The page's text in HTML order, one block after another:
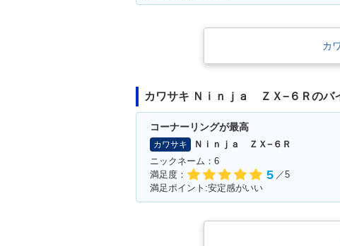
S
2014年 Ninja ZX-6R AB
2014年 Ninja ZX-
カ
カワサキ Ｎｉｎｊａ ＺＸ−６Ｒのバ
コーナーリングが最高
カワサキ
Ｎｉｎｊａ ＺＸ−６Ｒ
ニックネーム：6
満足度：
5 ／5
満足ポイント:安定感がいい